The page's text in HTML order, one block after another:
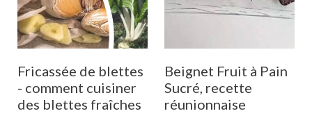
Fricassée de blettes
- comment cuisiner
des blettes fraîches
Beignet Fruit à Pain
Sucré, recette
réunionnaise